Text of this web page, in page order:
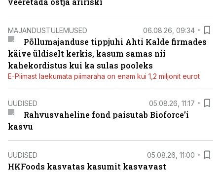
MAJANDUSTULEMUSED 06.08.26, 09:34
Põllumajanduse tippjuhi Ahti Kalde firmades
käive üldiselt kerkis, kasum samas nii
kahekordistus kui ka sulas pooleks
E-Piimast laekumata piimaraha on enam kui 1,2 miljonit eurot
UUDISED 05.08.26, 11:17
Rahvusvaheline fond paisutab Bioforce’i
kasvu
UUDISED 05.08.26, 11:00
HKFoods kasvatas kasumit kasvavast